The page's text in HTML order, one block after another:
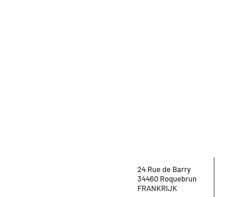
24 Rue de Barry
34460 Roquebrun
FRANKRIJK